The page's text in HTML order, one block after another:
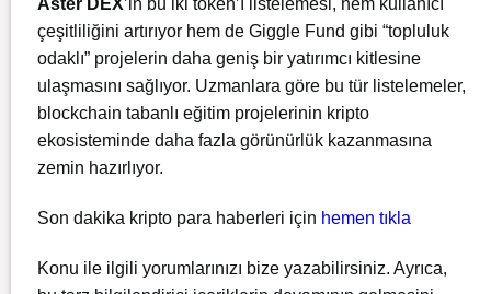
Aster DEX’in bu iki token’ı listelemesi, hem kullanıcı
çeşitliliğini artırıyor hem de Giggle Fund gibi “topluluk
odaklı” projelerin daha geniş bir yatırımcı kitlesine
ulaşmasını sağlıyor. Uzmanlara göre bu tür listelemeler,
blockchain tabanlı eğitim projelerinin kripto
ekosisteminde daha fazla görünürlük kazanmasına
zemin hazırlıyor.
Son dakika kripto para haberleri için hemen tıkla
Konu ile ilgili yorumlarınızı bize yazabilirsiniz. Ayrıca,